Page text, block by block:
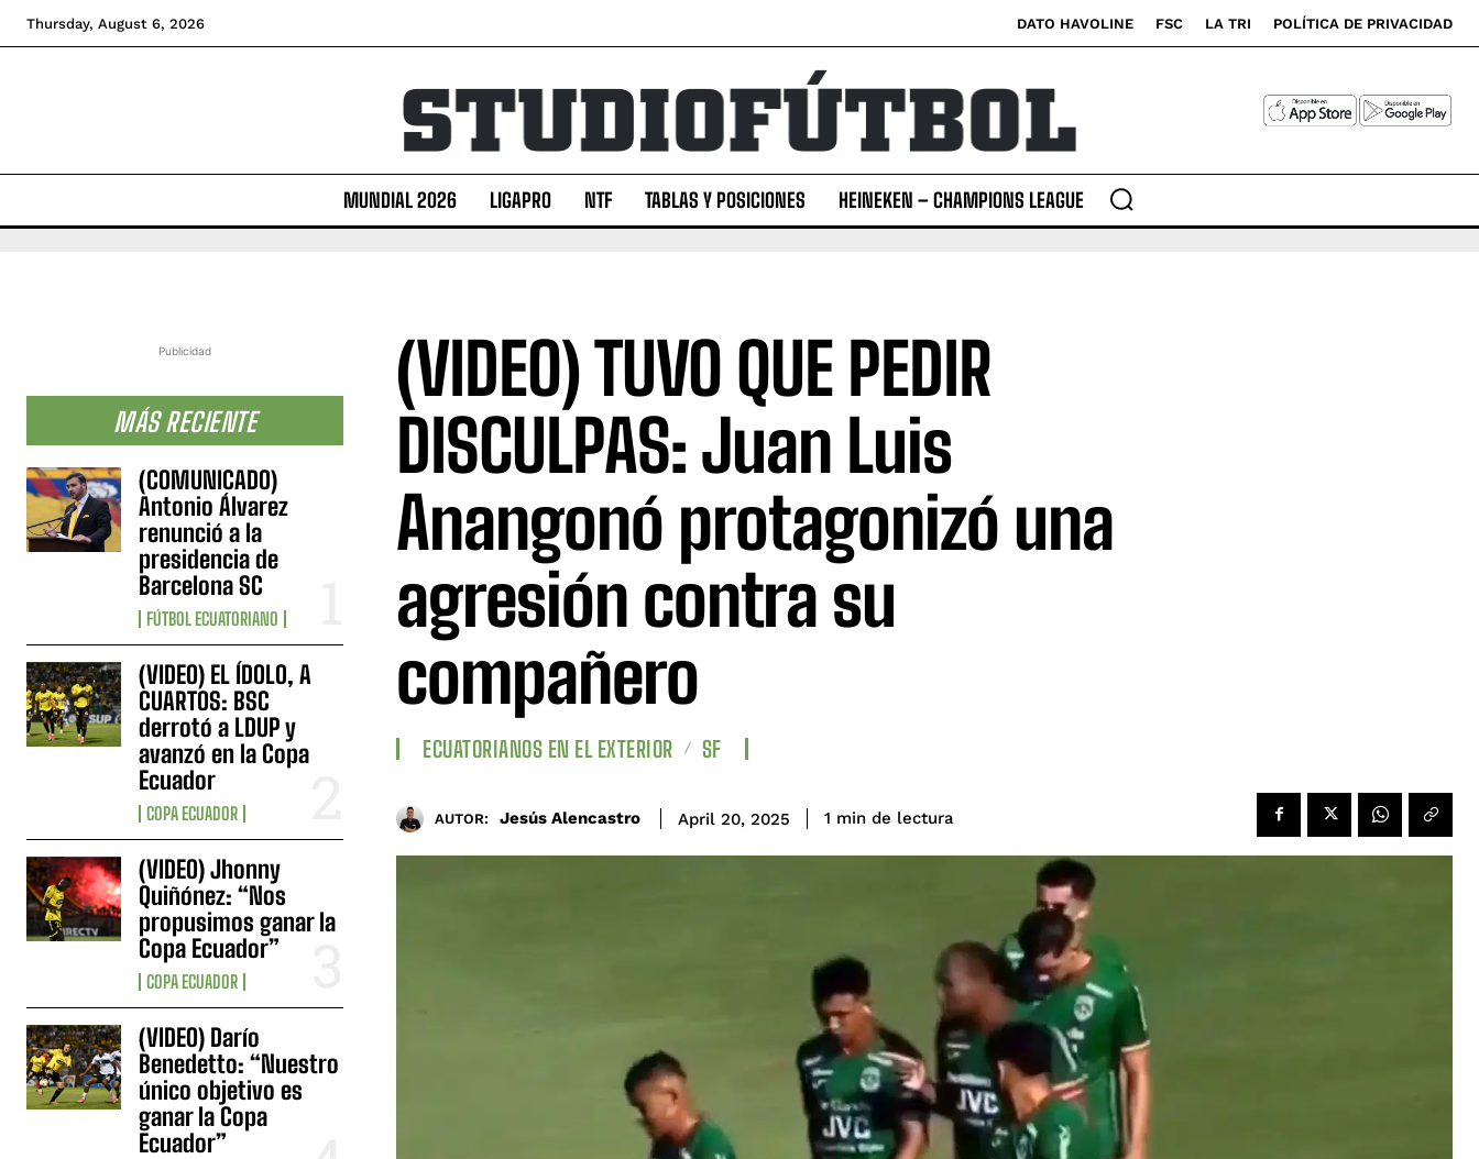
Thursday, August 6, 2026 DATO HAVOLINE FSC LA TRI POLÍTICA DE PRIVACIDAD
MUNDIAL 2026 LIGAPRO NTF TABLAS Y POSICIONES HEINEKEN – CHAMPIONS LEAGUE
Publicidad
MÁS RECIENTE
(COMUNICADO)
Antonio Álvarez
renunció a la
presidencia de
Barcelona SC
FÚTBOL ECUATORIANO
(VIDEO) EL ÍDOLO, A
CUARTOS: BSC
derrotó a LDUP y
avanzó en la Copa
Ecuador
COPA ECUADOR
(VIDEO) Jhonny
Quiñónez: “Nos
propusimos ganar la
Copa Ecuador”
COPA ECUADOR
(VIDEO) Darío
Benedetto: “Nuestro
único objetivo es
ganar la Copa
Ecuador”
(VIDEO) TUVO QUE PEDIR
DISCULPAS: Juan Luis
Anangonó protagonizó una
agresión contra su
compañero
ECUATORIANOS EN EL EXTERIOR SF
AUTOR: Jesús Alencastro April 20, 2025 1 min de lectura